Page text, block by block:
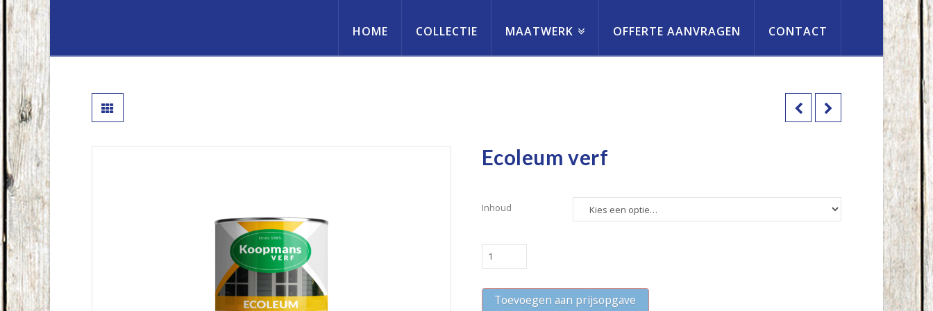
Hout
&
Handelsonderneming
HOME COLLECTIE MAATWERK OFFERTE AANVRAGEN CONTACT
Ecoleum verf
Inhoud
Ecoleum
verf
Toevoegen aan prijsopgave